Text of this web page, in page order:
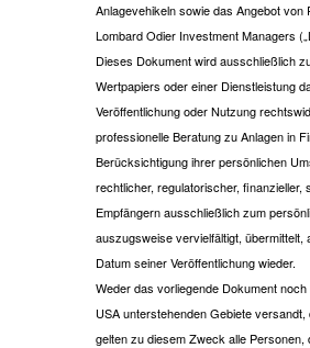
Anlagevehikeln sowie das Angebot
Lombard Odier Investment Managers
Dieses Dokument wird ausschließlich
Wertpapiers oder einer Dienstleistung
Veröffentlichung oder Nutzung
professionelle Beratung zu Anlagen in
Berücksichtigung ihrer persönlichen
rechtlicher, regulatorischer,
Empfängern ausschließlich zum
auszugsweise vervielfältigt,
Datum seiner Veröffentlichung wieder.
Weder das vorliegende Dokument
USA unterstehenden Gebiete
gelten zu diesem Zweck alle